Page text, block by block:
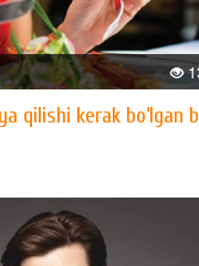
qilishi kerak bo‘lgan